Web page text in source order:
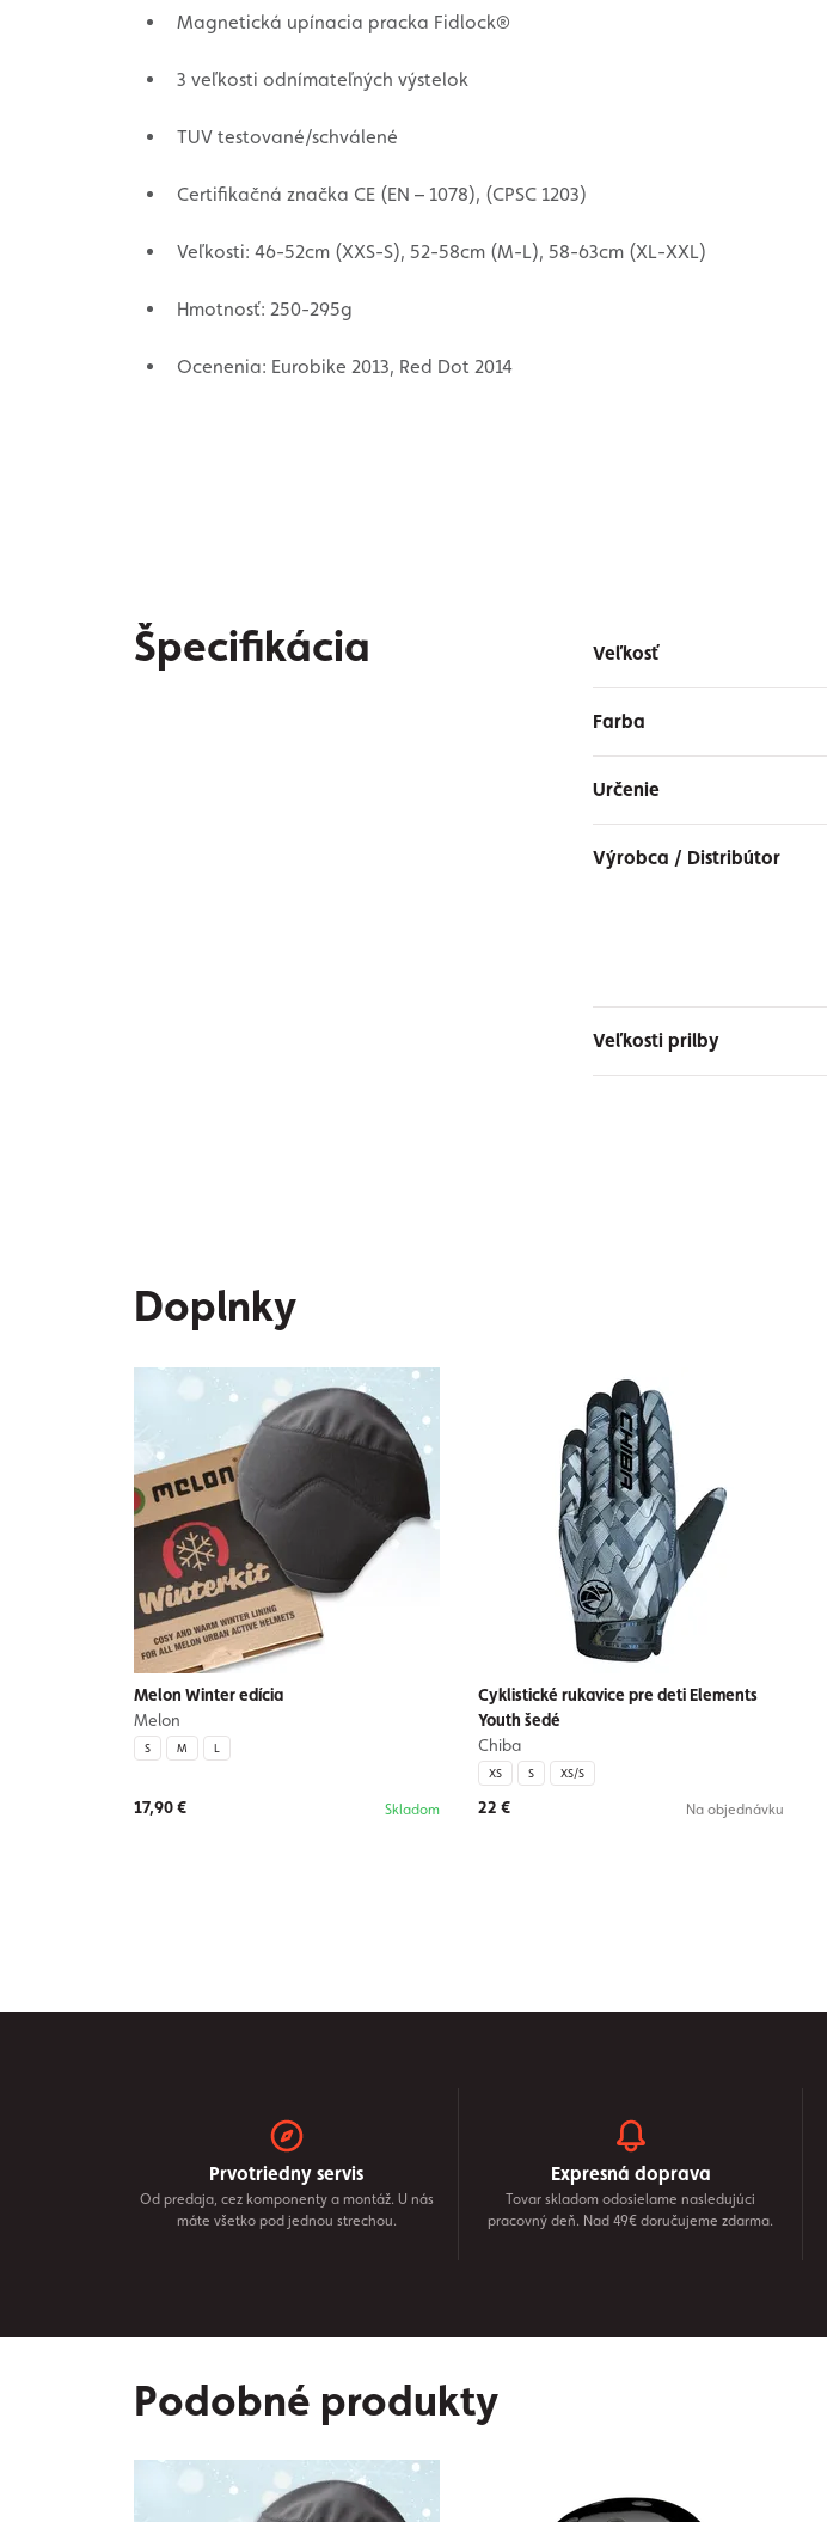
Magnetická upínacia pracka Fidlock®
3 veľkosti odnímateľných výstelok
TUV testované/schválené
Certifikačná značka CE (EN – 1078), (CPSC 1203)
Veľkosti: 46-52cm (XXS-S), 52-58cm (M-L), 58-63cm (XL-XXL)
Hmotnosť: 250-295g
Ocenenia: Eurobike 2013, Red Dot 2014
Špecifikácia Veľkosť
Farba
Určenie
Výrobca / Distribútor
Veľkosti prilby
Doplnky
Melon Winter edícia
Melon
S M L
17,90 € Skladom
Cyklistické rukavice pre deti Elements
Youth šedé
Chiba
XS S XS/S
22 € Na objednávku
Prvotriedny servis
Od predaja, cez komponenty a montáž. U nás
máte všetko pod jednou strechou.
Expresná doprava
Tovar skladom odosielame nasledujúci
pracovný deň. Nad 49€ doručujeme zdarma.
Podobné produkty